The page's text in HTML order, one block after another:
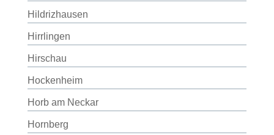
Hildrizhausen
Hirrlingen
Hirschau
Hockenheim
Horb am Neckar
Hornberg